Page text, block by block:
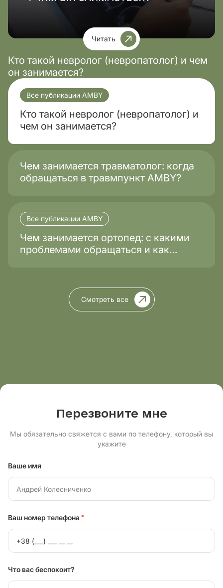
Читать
Кто такой невролог (невропатолог) и чем
он занимается?
Все публикации AMBY
Кто такой невролог (невропатолог) и
чем он занимается?
Чем занимается травматолог: когда
обращаться в травмпункт AMBY?
Все публикации AMBY
Чем занимается ортопед: с какими
проблемами обращаться и как
Смотреть все
Перезвоните мне
Мы обязательно свяжется с вами по телефону, который вы
укажите
Ваше имя
Ваш номер телефона *
Что вас беспокоит?